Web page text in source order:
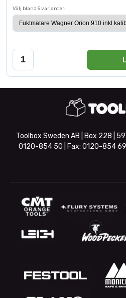
Välj bland 5 varianter:
Toolbox Sweden AB | Box 228 |
0120-854 50 | Fax: 0120-854 69